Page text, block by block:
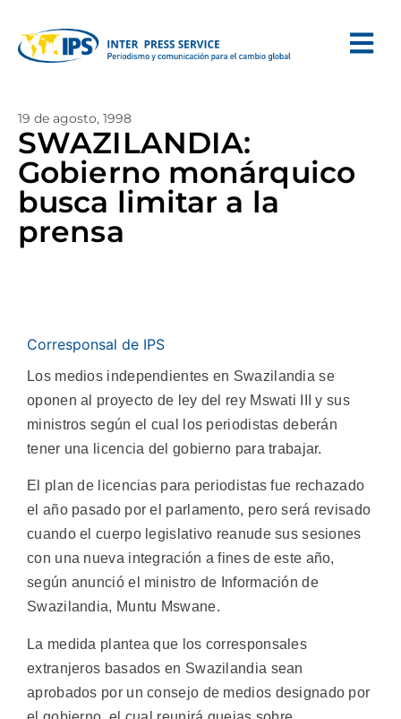
19 de agosto, 1998
SWAZILANDIA:
Gobierno monárquico
busca limitar a la
prensa
Corresponsal de IPS
Los medios independientes en Swazilandia se
oponen al proyecto de ley del rey Mswati III y sus
ministros según el cual los periodistas deberán
tener una licencia del gobierno para trabajar.
El plan de licencias para periodistas fue rechazado
el año pasado por el parlamento, pero será revisado
cuando el cuerpo legislativo reanude sus sesiones
con una nueva integración a fines de este año,
según anunció el ministro de Información de
Swazilandia, Muntu Mswane.
La medida plantea que los corresponsales
extranjeros basados en Swazilandia sean
aprobados por un consejo de medios designado por